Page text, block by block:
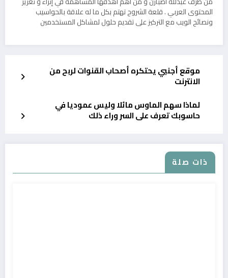
المحتوى العربي . قلعة الشروح تهتم بكل ما له علاقة بالحواسيب
ونصائح الويب مع التركيز على تقديم حلول لمشاكل المستخدمين
موقع أجنبي يحتكره أصحاب القنوات لربح من
الانترنت
لماذا سهم الماوس مائلا وليس عموديا في
حاسوبك تعرف على السر وراء ذلك
ذات صلة